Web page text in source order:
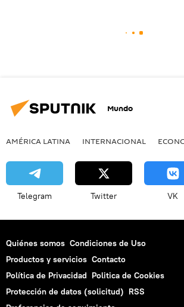
Mundo
AMÉRICA LATINA INTERNACIONAL
Telegram Twitter VK
Quiénes somos Condiciones de Uso
Productos y servicios Contacto
Política de Privacidad Politica de Cookies
Protección de datos (solicitud) RSS